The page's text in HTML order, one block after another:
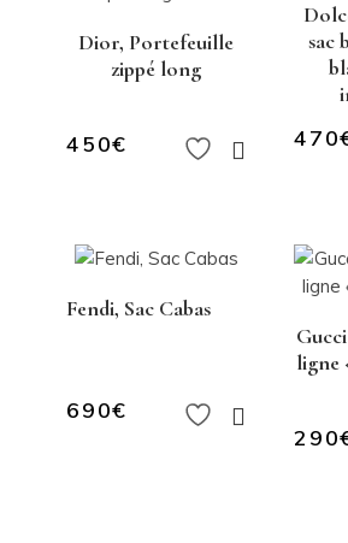
Dior, Portefeuille
zippé long
450€
sac
470
Fendi, Sac Cabas
690€
ligne
290